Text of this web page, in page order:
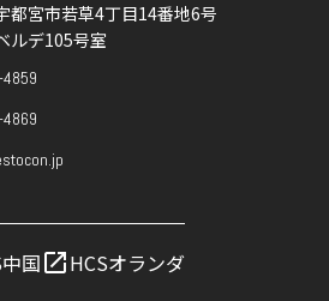
都宮市若草4丁目14番地6号
ルデ105号室
国 HCSオランダ